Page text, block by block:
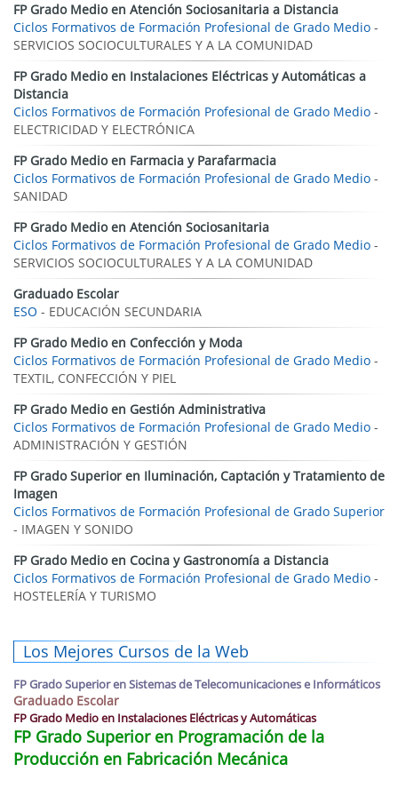
FP Grado Medio en Atención Sociosanitaria a Distancia
Ciclos Formativos de Formación Profesional de Grado Medio -
SERVICIOS SOCIOCULTURALES Y A LA COMUNIDAD
FP Grado Medio en Instalaciones Eléctricas y Automáticas a
Distancia
Ciclos Formativos de Formación Profesional de Grado Medio -
ELECTRICIDAD Y ELECTRÓNICA
FP Grado Medio en Farmacia y Parafarmacia
Ciclos Formativos de Formación Profesional de Grado Medio -
SANIDAD
FP Grado Medio en Atención Sociosanitaria
Ciclos Formativos de Formación Profesional de Grado Medio -
SERVICIOS SOCIOCULTURALES Y A LA COMUNIDAD
Graduado Escolar
ESO - EDUCACIÓN SECUNDARIA
FP Grado Medio en Confección y Moda
Ciclos Formativos de Formación Profesional de Grado Medio -
TEXTIL, CONFECCIÓN Y PIEL
FP Grado Medio en Gestión Administrativa
Ciclos Formativos de Formación Profesional de Grado Medio -
ADMINISTRACIÓN Y GESTIÓN
FP Grado Superior en Iluminación, Captación y Tratamiento de
Imagen
Ciclos Formativos de Formación Profesional de Grado Superior
- IMAGEN Y SONIDO
FP Grado Medio en Cocina y Gastronomía a Distancia
Ciclos Formativos de Formación Profesional de Grado Medio -
HOSTELERÍA Y TURISMO
Los Mejores Cursos de la Web
FP Grado Superior en Sistemas de Telecomunicaciones e Informáticos
Graduado Escolar
FP Grado Medio en Instalaciones Eléctricas y Automáticas
FP Grado Superior en Programación de la
Producción en Fabricación Mecánica